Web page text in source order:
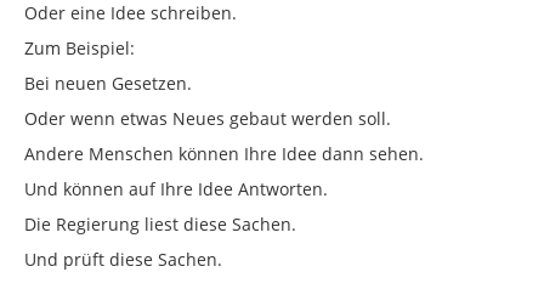
Oder eine Idee schreiben.
Zum Beispiel:
Bei neuen Gesetzen.
Oder wenn etwas Neues gebaut werden soll.
Andere Menschen können Ihre Idee dann sehen.
Und können auf Ihre Idee Antworten.
Die Regierung liest diese Sachen.
Und prüft diese Sachen.